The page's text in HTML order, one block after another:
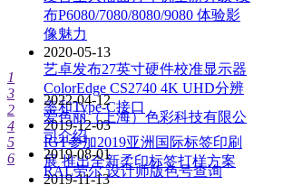
布P6080/7080/8080/9080 体验影
像魅力
2020-05-13
艺卓发布27英寸硬件校准显示器
ColorEdge CS2740 4K UHD分辨
率和Type-C接口
2019-12-03
IGT参加2019亚洲国际标签印刷
展 推出全新柔印标签打样方案
2019-11-13
1
3
2
4
5
6
2022-04-12
爱色丽（上海）色彩科技有限公
司介绍
2019-08-01
RAL劳尔 设计师版色号查询